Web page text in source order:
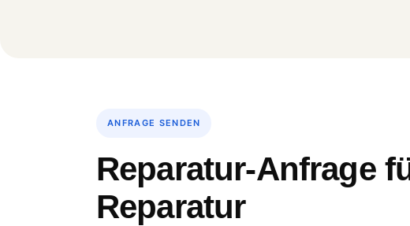
ANFRAGE SENDEN
Reparatur-Anfrage
Reparatur